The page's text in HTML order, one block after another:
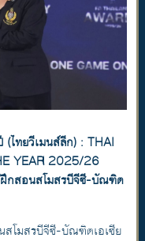
ไทยวีเมนส์ลีก) : THAI
YEAR 2025/26
กสอนสโมสรบีจีซี-บัณฑิต
โมสรบีจีซี-บัณฑิตเอเซีย